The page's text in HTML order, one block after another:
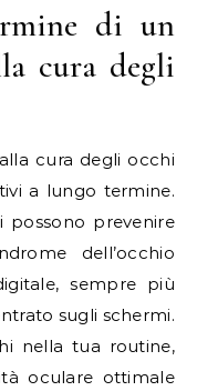
di un
cura degli
cura degli occhi
a lungo termine.
possono prevenire
dell’occhio
sempre più
sugli schermi.
nella tua routine,
oculare ottimale